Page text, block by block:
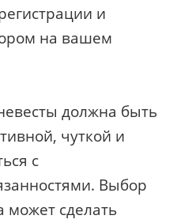
и
на вашем
должна быть
чуткой и
с
Выбор
может сделать